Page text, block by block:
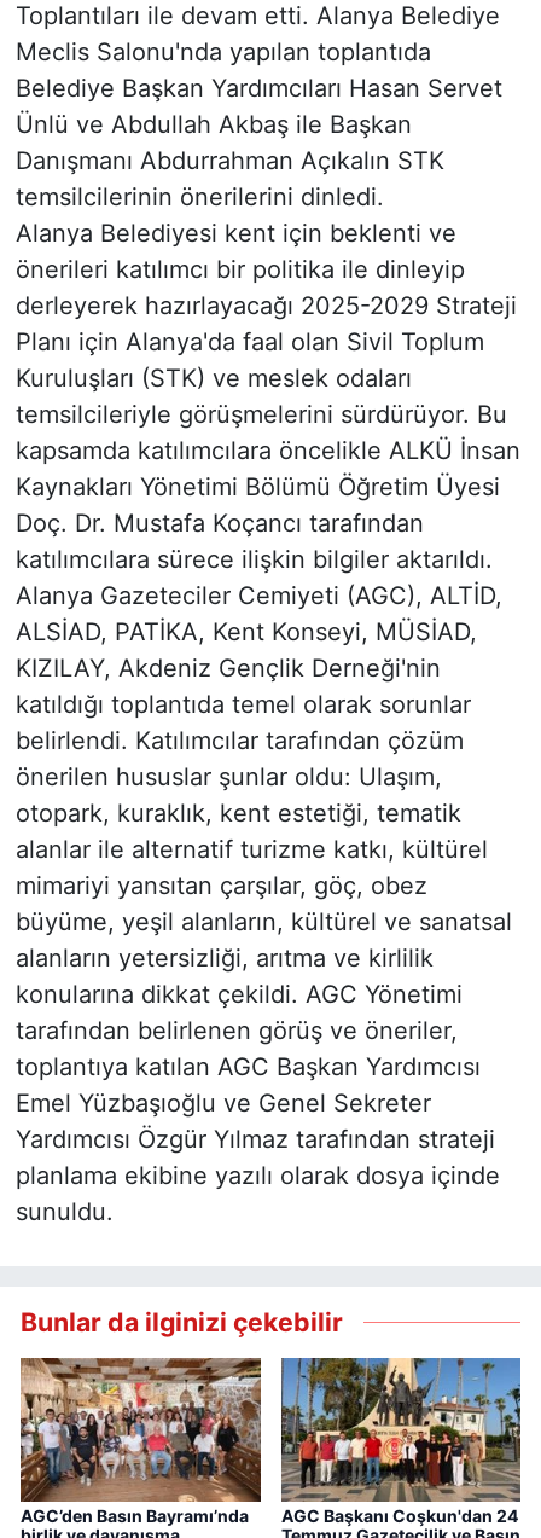
Toplantıları ile devam etti. Alanya Belediye
Meclis Salonu'nda yapılan toplantıda
Belediye Başkan Yardımcıları Hasan Servet
Ünlü ve Abdullah Akbaş ile Başkan
Danışmanı Abdurrahman Açıkalın STK
temsilcilerinin önerilerini dinledi.
Alanya Belediyesi kent için beklenti ve
önerileri katılımcı bir politika ile dinleyip
derleyerek hazırlayacağı 2025-2029 Strateji
Planı için Alanya'da faal olan Sivil Toplum
Kuruluşları (STK) ve meslek odaları
temsilcileriyle görüşmelerini sürdürüyor. Bu
kapsamda katılımcılara öncelikle ALKÜ İnsan
Kaynakları Yönetimi Bölümü Öğretim Üyesi
Doç. Dr. Mustafa Koçancı tarafından
katılımcılara sürece ilişkin bilgiler aktarıldı.
Alanya Gazeteciler Cemiyeti (AGC), ALTİD,
ALSİAD, PATİKA, Kent Konseyi, MÜSİAD,
KIZILAY, Akdeniz Gençlik Derneği'nin
katıldığı toplantıda temel olarak sorunlar
belirlendi. Katılımcılar tarafından çözüm
önerilen hususlar şunlar oldu: Ulaşım,
otopark, kuraklık, kent estetiği, tematik
alanlar ile alternatif turizme katkı, kültürel
mimariyi yansıtan çarşılar, göç, obez
büyüme, yeşil alanların, kültürel ve sanatsal
alanların yetersizliği, arıtma ve kirlilik
konularına dikkat çekildi. AGC Yönetimi
tarafından belirlenen görüş ve öneriler,
toplantıya katılan AGC Başkan Yardımcısı
Emel Yüzbaşıoğlu ve Genel Sekreter
Yardımcısı Özgür Yılmaz tarafından strateji
planlama ekibine yazılı olarak dosya içinde
sunuldu.
Bunlar da ilginizi çekebilir
AGC’den Basın Bayramı’nda
AGC Başkanı Coşkun'dan 24